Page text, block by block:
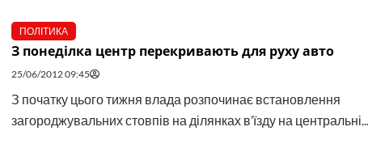
ПОЛІТИКА
З понеділка центр перекривають для руху авто
25/06/2012 09:45
З початку цього тижня влада розпочинає встановлення
загороджувальних стовпів на ділянках в’їзду на центральні...